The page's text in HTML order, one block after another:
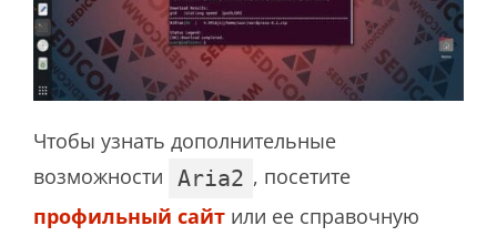
Чтобы узнать дополнительные
возможности Aria2 , посетите
профильный сайт или ее справочную